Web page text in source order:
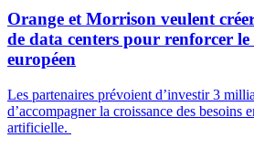
Orange et Morrison veulent
de data centers pour renforcer
européen
Les partenaires prévoient d’investir 3
d’accompagner la croissance des besoins
artificielle.